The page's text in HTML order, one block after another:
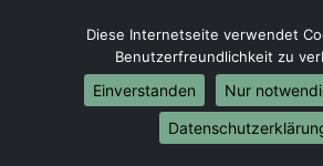
Umzug von Tübingen nach Essen
Umzug von Tübingen nach Bremen
Umzug von Tübingen nach
Umzug von Tübingen nach
Umzug von Tübingen nach
Diese Internetseite verwendet
Benutzerfreundlichkeit zu
Einverstanden
Nur